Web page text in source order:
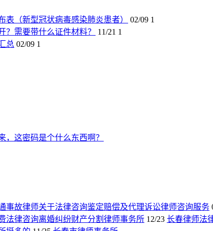
表（新型冠状病毒感染肺炎患者）
02/09 1
？需要带什么证件材料？
11/21 1
总 02/09 1
这密码是个什么东西啊？
事故律师关于法律咨询鉴定赔偿及代理诉讼律师咨询服务
法律咨询离婚纠纷财产分割律师事务所 12/23 长春律师法